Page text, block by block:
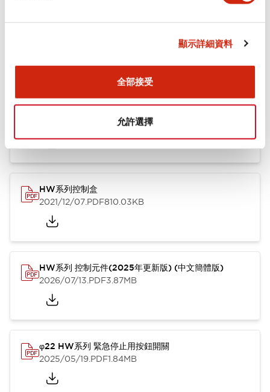
顯示詳細資料
全部接受
允許選擇
文件和檔案
4.61MB
HW系列控制盒
2021/12/07.PDF810.03KB
HW系列 控制元件(2025年更新版) (中文簡體版)
2026/07/13.PDF3.87MB
φ22 HW系列 緊急停止用按鈕開關
2025/05/19.PDF1.84MB